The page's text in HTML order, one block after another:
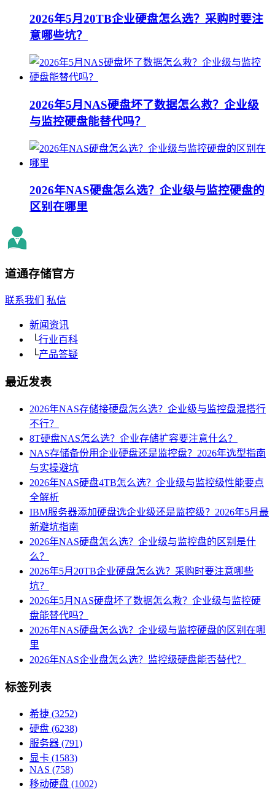
2026年5月20TB企业硬盘怎么选？采购时要注
意哪些坑？
2026年5月NAS硬盘坏了数据怎么救？企业级
与监控硬盘能替代吗？
2026年NAS硬盘怎么选？企业级与监控硬盘的
区别在哪里
道通存储官方
联系我们 私信
新闻资讯
└行业百科
└产品答疑
最近发表
2026年NAS存储接硬盘怎么选？企业级与监控盘混搭行
不行？
8T硬盘NAS怎么选？企业存储扩容要注意什么？
NAS存储备份用企业硬盘还是监控盘？2026年选型指南
与实操避坑
2026年NAS硬盘4TB怎么选？企业级与监控级性能要点
全解析
IBM服务器添加硬盘选企业级还是监控级？2026年5月最
新避坑指南
2026年NAS硬盘怎么选？企业级与监控盘的区别是什
么？
2026年5月20TB企业硬盘怎么选？采购时要注意哪些
坑？
2026年5月NAS硬盘坏了数据怎么救？企业级与监控硬
盘能替代吗？
2026年NAS硬盘怎么选？企业级与监控硬盘的区别在哪
里
2026年NAS企业盘怎么选？监控级硬盘能否替代？
标签列表
希捷 (3252)
硬盘 (6238)
服务器 (791)
显卡 (1583)
NAS (758)
移动硬盘 (1002)